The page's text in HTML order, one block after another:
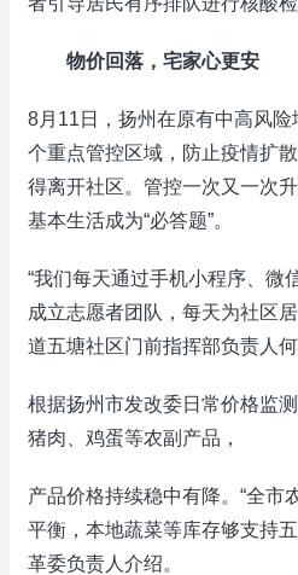
物价回落，宅家心更安
8月11日，扬州在原有中高风
个重点管控区域，防止疫情扩
得离开社区。管控一次又一次
基本生活成为“必答题”。
“我们每天通过手机小程序、微
成立志愿者团队，每天为社区
道五塘社区门前指挥部负责人何
根据扬州市发改委日常价格监
猪肉、鸡蛋等农副产品，
产品价格持续稳中有降。“全市
平衡，本地蔬菜等库存够支持
革委负责人介绍。